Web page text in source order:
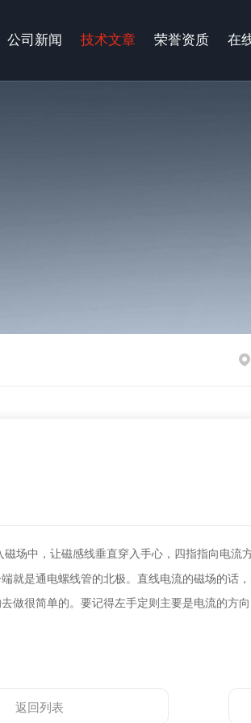
公司新闻 技术文章 荣誉资质 在
磁场中 ，让磁感线垂直穿入手心 ， 四指指向电流
就是通电螺线管的北极。直线电流的磁场的话 ，
做很简单的。要记得左手定则主要是电流的方向
返回列表